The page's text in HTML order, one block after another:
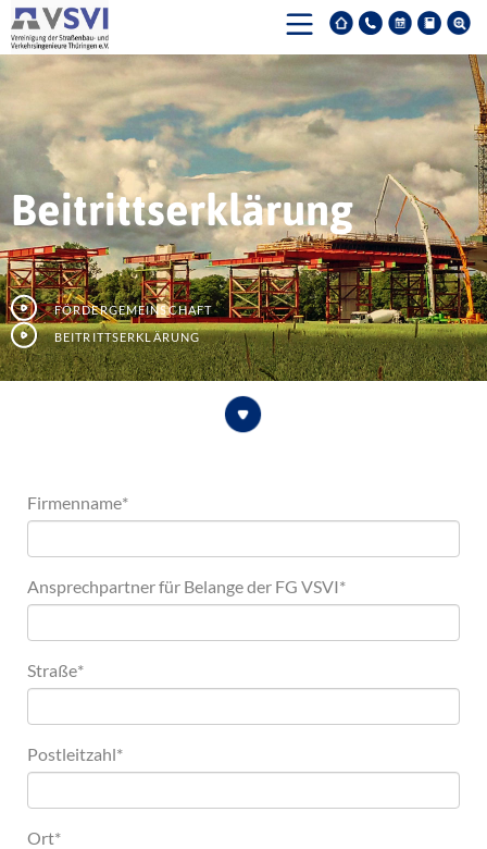
Beitrittserklärung
Fördergemeinschaft
Beitrittserklärung
Firmenname*
Ansprechpartner für Belange der FG VSVI*
Straße*
Postleitzahl*
Ort*